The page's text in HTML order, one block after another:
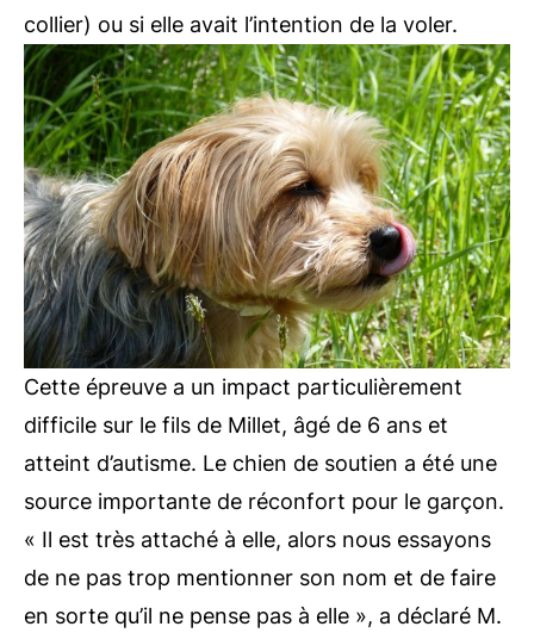
collier) ou si elle avait l’intention de la voler.
Cette épreuve a un impact particulièrement
difficile sur le fils de Millet, âgé de 6 ans et
atteint d’autisme. Le chien de soutien a été une
source importante de réconfort pour le garçon.
« Il est très attaché à elle, alors nous essayons
de ne pas trop mentionner son nom et de faire
en sorte qu’il ne pense pas à elle », a déclaré M.